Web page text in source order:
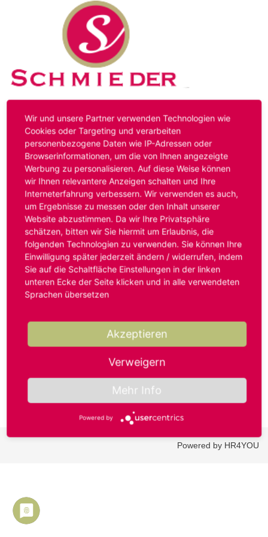
Kontakt Impressum Datenschutz
Hinweis:Das von ihnen aufgerufene Stellenangebot ist
bereits ausgelaufen. Alternative Stellenanzeigen finden
Sie unter:
www.schmieder-personal.de/stellenangebote
Oder Sie bewerben sich
initiativund wir suchen für Sie
passende Stellenangebote.
Anmelden
Benutzername oder E-Mail-Adresse*
Passwort*
Powered by HR4YOU
Wir und unsere Partner verwenden Technologien wie
Cookies oder Targeting und verarbeiten
personenbezogene Daten wie IP-Adressen oder
Browserinformationen, um die von Ihnen angezeigte
Werbung zu personalisieren. Auf diese Weise können
wir Ihnen relevantere Anzeigen schalten und Ihre
Interneterfahrung verbessern. Wir verwenden es auch,
um Ergebnisse zu messen oder den Inhalt unserer
Website abzustimmen. Da wir Ihre Privatsphäre
schätzen, bitten wir Sie hiermit um Erlaubnis, die
folgenden Technologien zu verwenden. Sie können Ihre
Einwilligung später jederzeit ändern / widerrufen, indem
Sie auf die Schaltfläche Einstellungen in der linken
unteren Ecke der Seite klicken und in alle verwendeten
Sprachen übersetzen
Akzeptieren
Verweigern
Mehr Info
Powered by